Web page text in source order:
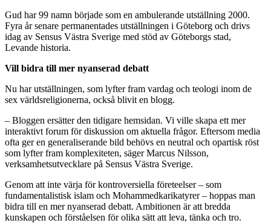
Gud har 99 namn började som en ambulerande utställning 2000.
Fyra år senare permanentades utställningen i Göteborg och drivs
idag av Sensus Västra Sverige med stöd av Göteborgs stad,
Levande historia.
Vill bidra till mer nyanserad debatt
Nu har utställningen, som lyfter fram vardag och teologi inom de
sex världsreligionerna, också blivit en blogg.
– Bloggen ersätter den tidigare hemsidan. Vi ville skapa ett mer
interaktivt forum för diskussion om aktuella frågor. Eftersom media
ofta ger en generaliserande bild behövs en neutral och opartisk röst
som lyfter fram komplexiteten, säger Marcus Nilsson,
verksamhetsutvecklare på Sensus Västra Sverige.
Genom att inte värja för kontroversiella företeelser – som
fundamentalistisk islam och Mohammedkarikatyrer – hoppas man
bidra till en mer nyanserad debatt. Ambitionen är att bredda
kunskapen och förståelsen för olika sätt att leva, tänka och tro.